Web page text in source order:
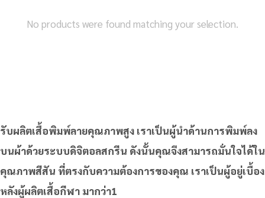
No products were found matching your selection.
รับผลิตเสื้อพิมพ์ลายคุณภาพสูง เราเป็นผู้นำด้านการพิมพ์ลง
บนผ้าด้วยระบบดิจิตอลสกรีน ดังนั้นคุณจึงสามารถมั่นใจได้ใน
คุณภาพสีสัน ที่ตรงกับความต้องการของคุณ เราเป็นผู้อยู่เบื้อง
หลังผู้ผลิตเสื้อกีฬา มากว่า1